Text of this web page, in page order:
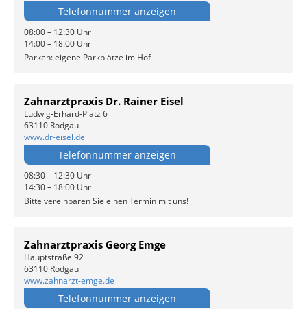
Telefonnummer anzeigen
08:00 – 12:30 Uhr
14:00 – 18:00 Uhr
Parken: eigene Parkplätze im Hof
Zahnarztpraxis Dr. Rainer Eisel
Ludwig-Erhard-Platz 6
63110 Rodgau
www.dr-eisel.de
Telefonnummer anzeigen
08:30 – 12:30 Uhr
14:30 – 18:00 Uhr
Bitte vereinbaren Sie einen Termin mit uns!
Zahnarztpraxis Georg Emge
Hauptstraße 92
63110 Rodgau
www.zahnarzt-emge.de
Telefonnummer anzeigen